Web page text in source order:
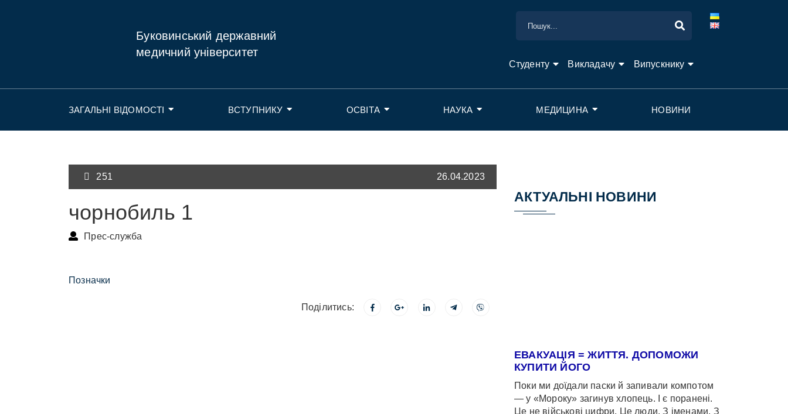
Буковинський державний
медичний університет
Студенту Викладачу Випускнику
ЗАГАЛЬНІ ВІДОМОСТІ ВСТУПНИКУ ОСВІТА НАУКА МЕДИЦИНА НОВИНИ
251 26.04.2023
чорнобиль 1
Прес-служба
Позначки
Поділитись:
АКТУАЛЬНІ НОВИНИ
ЕВАКУАЦІЯ = ЖИТТЯ. ДОПОМОЖИ
КУПИТИ ЙОГО
Поки ми доїдали паски й запивали компотом
— у «Мороку» загинув хлопець. І є поранені.
Це не військові цифри. Це люди. З іменами. З